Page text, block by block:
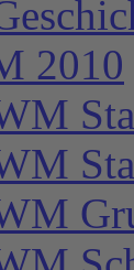
2010